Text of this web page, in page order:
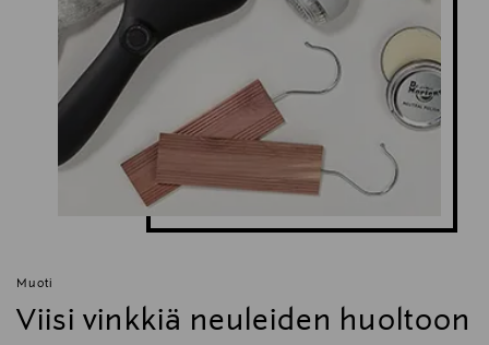
Muoti
Viisi vinkkiä neuleiden huoltoon